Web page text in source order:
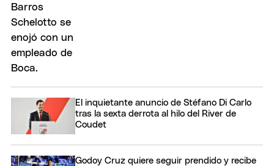
El inquietante anuncio de Stéfano Di Carlo
tras la sexta derrota al hilo del River de
Coudet
Godoy Cruz quiere seguir prendido y recibe